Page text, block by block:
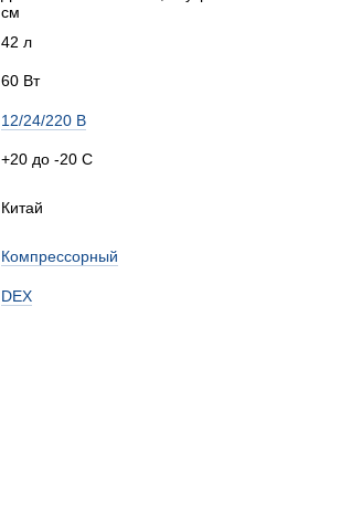
см
42 л
60 Вт
12/24/220 В
+20 до -20 С
Китай
Компрессорный
DEX